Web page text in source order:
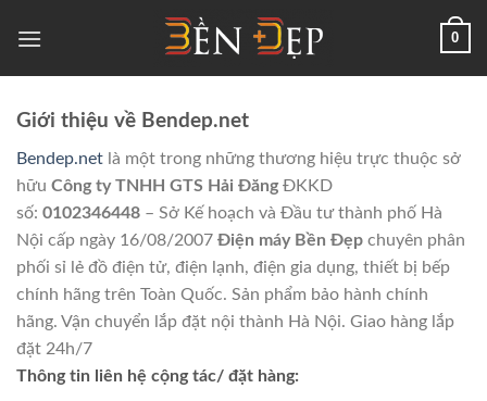
0
Giới thiệu về Bendep.net
Bendep.net là một trong những thương hiệu trực thuộc sở
hữu Công ty TNHH GTS Hải ĐăngĐKKD
số: 0102346448 – Sở Kế hoạch và Đầu tư thành phố Hà
Nội cấp ngày 16/08/2007 Điện máy Bền Đẹp chuyên phân
phối sỉ lẻ đồ điện tử, điện lạnh, điện gia dụng, thiết bị bếp
chính hãng trên Toàn Quốc. Sản phẩm bảo hành chính
hãng. Vận chuyển lắp đặt nội thành Hà Nội. Giao hàng lắp
đặt 24h/7
Thông tin liên hệ cộng tác/ đặt hàng: